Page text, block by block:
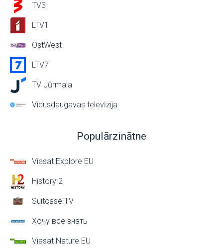
TV3
LTV1
OstWest
LTV7
TV Jūrmala
Vidusdaugavas televīzija
Populārzinātne
Viasat Explore EU
History 2
Suitcase TV
Хочу всё знать
Viasat Nature EU